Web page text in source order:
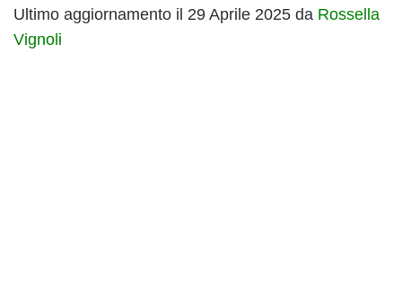
Ultimo aggiornamento il 29 Aprile 2025 da Rossella
Vignoli